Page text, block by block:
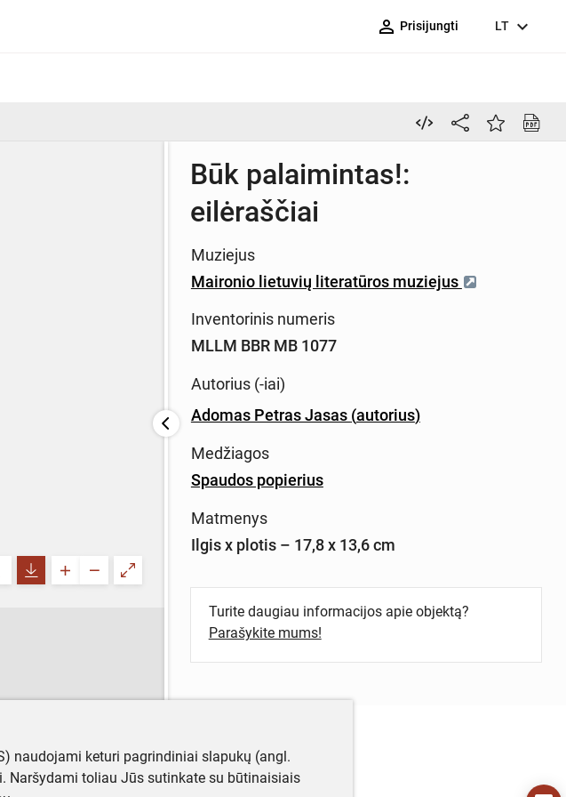
person_outline Prisijungti LT expand_more
Būk palaimintas!:
eilėraščiai
Muziejus
Maironio lietuvių literatūros muziejus
Inventorinis numeris
MLLM BBR MB 1077
Autorius (-iai)
Adomas Petras Jasas (autorius)
Medžiagos
Spaudos popierius
Matmenys
Ilgis x plotis – 17,8 x 13,6 cm
Turite daugiau informacijos apie objektą?
Parašykite mums!
naudojami keturi pagrindiniai slapukų (angl.
toliau Jūs sutinkate su būtinaisiais